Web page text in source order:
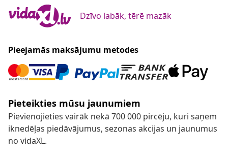
Dzīvo labāk, tērē mazāk
Pieejamās maksājumu metodes
Pieteikties mūsu jaunumiem
Pievienojieties vairāk nekā 700 000 pircēju, kuri saņem
iknedēļas piedāvājumus, sezonas akcijas un jaunumus
no vidaXL.